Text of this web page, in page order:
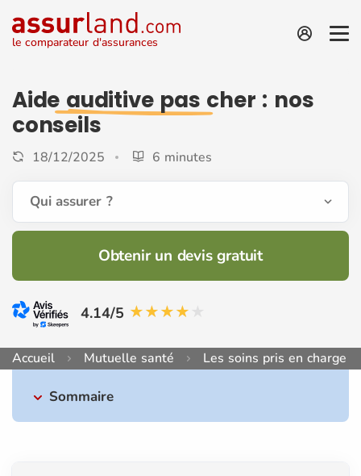
le comparateur d'assurances
Aide auditive pas cher : nos
conseils
18/12/2025 6 minutes
Qui assurer ?
Obtenir un devis gratuit
4.14/5
Accueil Mutuelle santé Les soins pris en charge
Sommaire